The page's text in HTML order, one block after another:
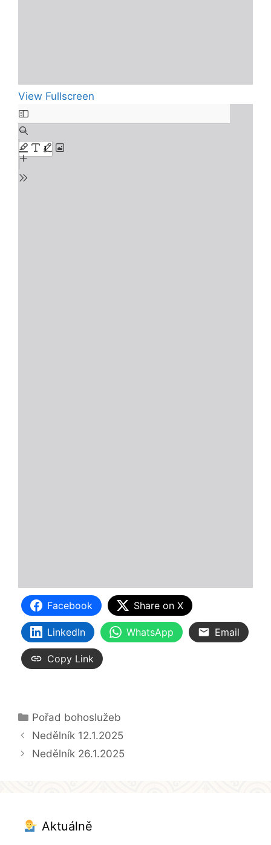
View Fullscreen
Skip
to
PDF
content
Facebook Share on X
LinkedIn WhatsApp Email
Copy Link
Rubriky
Pořad bohoslužeb
Nedělník 12.1.2025
Nedělník 26.1.2025
Aktuálně